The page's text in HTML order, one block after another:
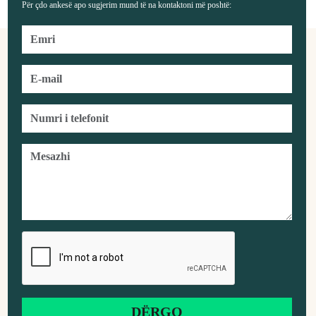
Për çdo ankesë apo sugjerim mund të na kontaktoni më poshtë: